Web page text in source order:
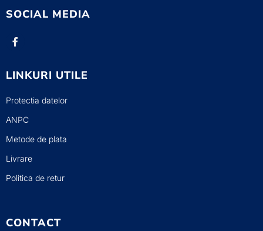
SOCIAL MEDIA
LINKURI UTILE
Protectia datelor
ANPC
Metode de plata
Livrare
Politica de retur
CONTACT